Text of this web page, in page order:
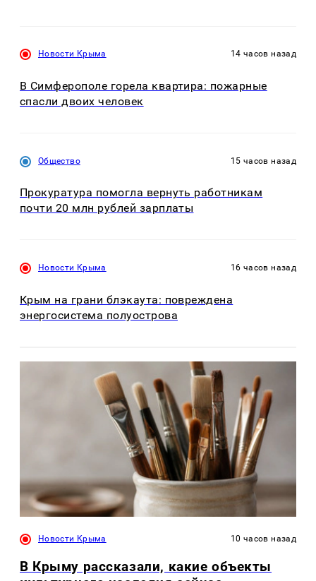
Новости Крыма 14 часов назад
В Симферополе горела квартира: пожарные
спасли двоих человек
Общество 15 часов назад
Прокуратура помогла вернуть работникам
почти 20 млн рублей зарплаты
Новости Крыма 16 часов назад
Крым на грани блэкаута: повреждена
энергосистема полуострова
Новости Крыма 10 часов назад
В Крыму рассказали, какие объекты